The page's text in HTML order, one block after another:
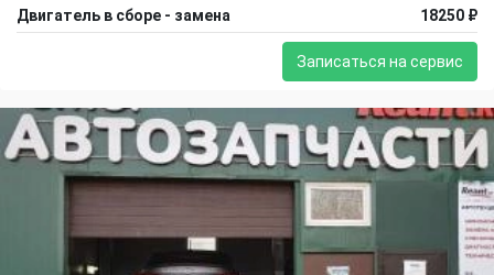
Двигатель в сборе - замена 18250 ₽
Записаться на сервис